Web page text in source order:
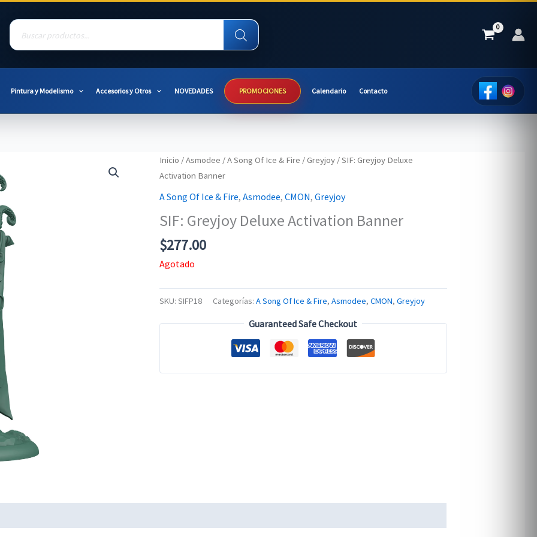
Products
search
Pintura y Modelismo Accesorios y Otros NOVEDADES PROMOCIONES Calendario Contacto
Inicio /Asmodee /A Song Of Ice & Fire /Greyjoy/ SIF: Greyjoy Deluxe
Activation Banner
A Song Of Ice & Fire, Asmodee, CMON, Greyjoy
SIF: Greyjoy Deluxe Activation Banner
$277.00
Agotado
SKU: SIFP18 Categorías: A Song Of Ice & Fire, Asmodee, CMON, Greyjoy
Guaranteed Safe Checkout